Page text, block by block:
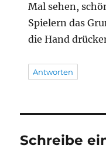
Mal sehen,
Spielern das
die Hand
Antworten
Schreibe